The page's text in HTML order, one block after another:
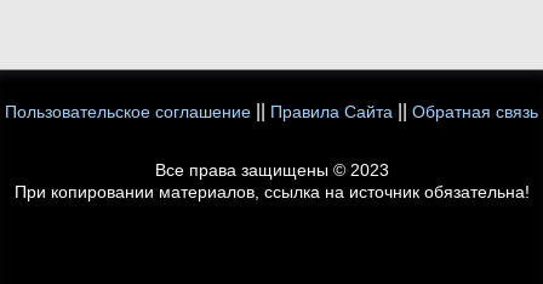
Пользовательское соглашение Правила Сайта Обратная связь
Все права защищены © 2023
При копировании материалов, ссылка на источник обязательна!